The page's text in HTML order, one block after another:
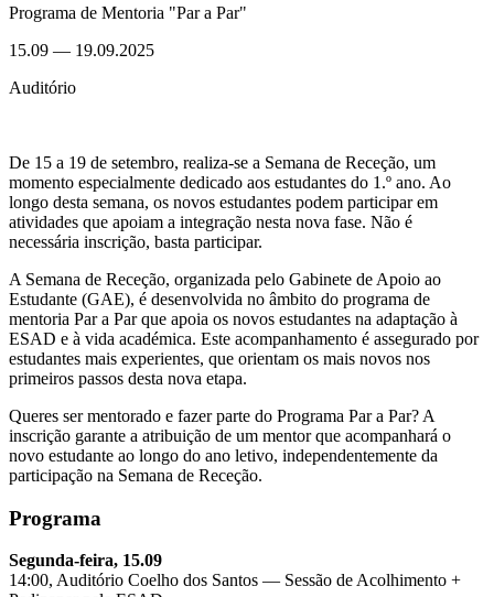
Programa de Mentoria "Par a Par"
15.09 — 19.09.2025
Auditório
De 15 a 19 de setembro, realiza-se a Semana de Receção, um
momento especialmente dedicado aos estudantes do 1.º ano. Ao
longo desta semana, os novos estudantes podem participar em
atividades que apoiam a integração nesta nova fase. Não é
necessária inscrição, basta participar.
A Semana de Receção, organizada pelo Gabinete de Apoio ao
Estudante (GAE), é desenvolvida no âmbito do programa de
mentoria Par a Par que apoia os novos estudantes na adaptação à
ESAD e à vida académica. Este acompanhamento é assegurado por
estudantes mais experientes, que orientam os mais novos nos
primeiros passos desta nova etapa.
Queres ser mentorado e fazer parte do Programa Par a Par? A
inscrição garante a atribuição de um mentor que acompanhará o
novo estudante ao longo do ano letivo, independentemente da
participação na Semana de Receção.
Programa
Segunda-feira, 15.09
14:00, Auditório Coelho dos Santos — Sessão de Acolhimento +